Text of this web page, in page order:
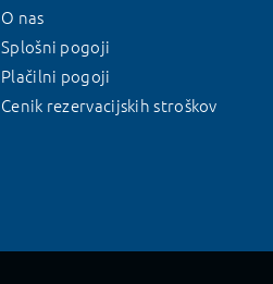
O nas
Splošni pogoji
Plačilni pogoji
Cenik rezervacijskih stroškov